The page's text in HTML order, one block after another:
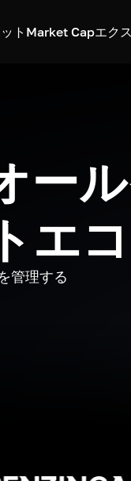
ト Market Capエク
ー
エ
管理する